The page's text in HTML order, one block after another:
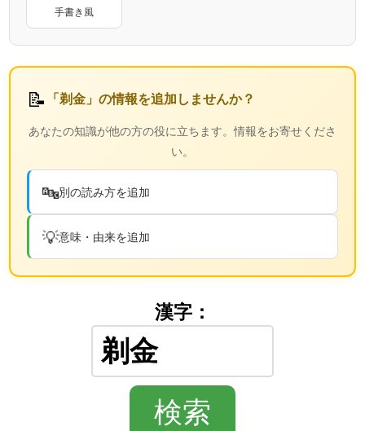
手書き風
📝 「剃金」の情報を追加しませんか？
あなたの知識が他の方の役に立ちます。情報をお寄せくださ
い。
🔤別の読み方を追加
💡意味・由来を追加
漢字：